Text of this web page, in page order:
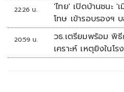
22:26 น.
'ไทย' เปิดบ้านชนะ
โทษ เข้ารอบรองฯ
20:59 น.
วธ.เตรียมพร้อม พิธี
เคราะห์ เหตุยิงในโร